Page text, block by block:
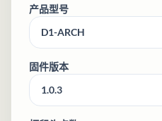
产品型号
固件版本